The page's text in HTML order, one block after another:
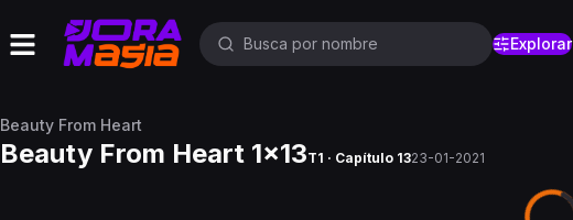
Explorar
Beauty From Heart
Beauty From Heart 1x13T1 · Capítulo 1323-01-2021